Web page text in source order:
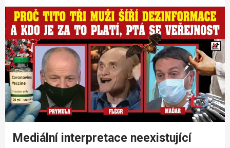
Mediální interpretace neexistující